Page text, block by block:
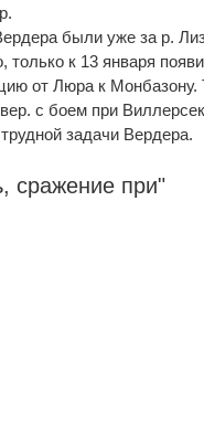
были уже за р.
только к 13 января
от Люра к
с боем при
задачи Вердера.
сражение при"